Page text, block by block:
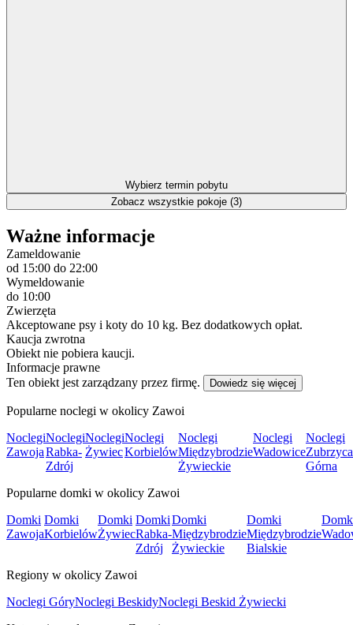
Wybierz termin pobytu
Zobacz wszystkie pokoje (3)
Ważne informacje
Zameldowanie
od 15:00 do 22:00
Wymeldowanie
do 10:00
Zwierzęta
Akceptowane psy i koty do 10 kg. Bez dodatkowych opłat.
Kaucja zwrotna
Obiekt nie pobiera kaucji.
Informacje prawne
Ten obiekt jest zarządzany przez firmę.
Dowiedz się więcej
Popularne noclegi w okolicy Zawoi
Noclegi
Zawoja
Noclegi
Rabka-
Zdrój
Noclegi
Żywiec
Noclegi
Korbielów
Noclegi
Międzybrodzie
Żywieckie
Noclegi
Wadowice
Noclegi
Zubrzyca
Górna
Popularne domki w okolicy Zawoi
Domki
Zawoja
Domki
Korbielów
Domki
Żywiec
Domki
Rabka-
Zdrój
Domki
Międzybrodzie
Żywieckie
Domki
Międzybrodzie
Bialskie
Regiony w okolicy Zawoi
Noclegi GóryNoclegi BeskidyNoclegi Beskid Żywiecki